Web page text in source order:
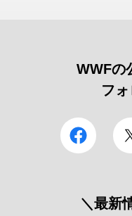
WWFの
フォ
＼最新